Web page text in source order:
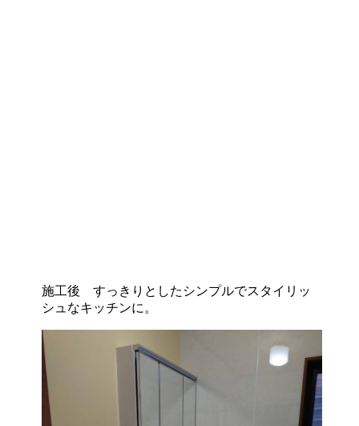
施工後 すっきりとしたシンプルでスタイリッ
シュなキッチンに。